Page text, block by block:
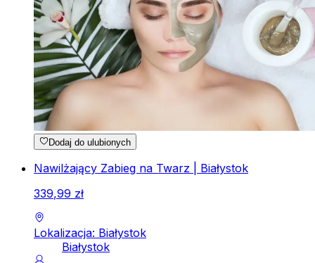
Dodaj do ulubionych
Nawilżający Zabieg na Twarz | Białystok
339,99 zł
Lokalizacja: Białystok
Białystok